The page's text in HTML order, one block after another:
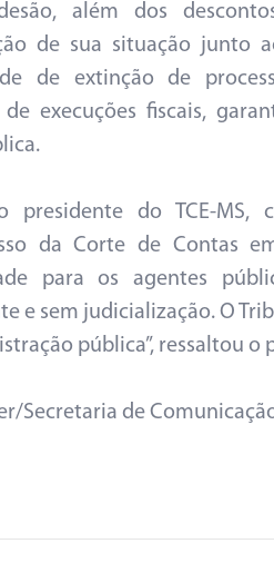
além dos
de sua situação junto
de extinção de
de execuções fiscais,
presidente do TCE-
da Corte de Contas
para os agentes
e sem judicialização. O
pública”, ressaltou o
Secretaria de